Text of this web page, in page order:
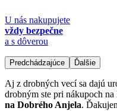
U nás nakupujete
vždy bezpečne
a s dôverou
Predchádzajúce Ďalšie
Aj z drobných vecí sa dajú
drobným ste pri nákupoch
na Dobrého Anjela.